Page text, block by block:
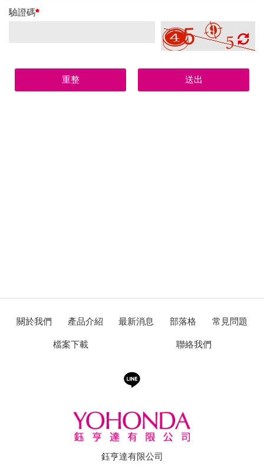
驗證碼*
重整 送出
關於我們 產品介紹 最新消息 部落格 常見問題
檔案下載 聯絡我們
鈺亨達有限公司